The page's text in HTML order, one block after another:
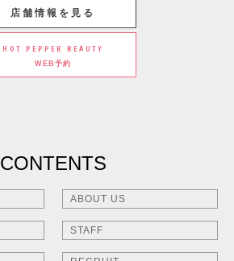
店舗情報を見る
HOT PEPPER BEAUTY
WEB予約
CONTENTS
ABOUT US
STAFF